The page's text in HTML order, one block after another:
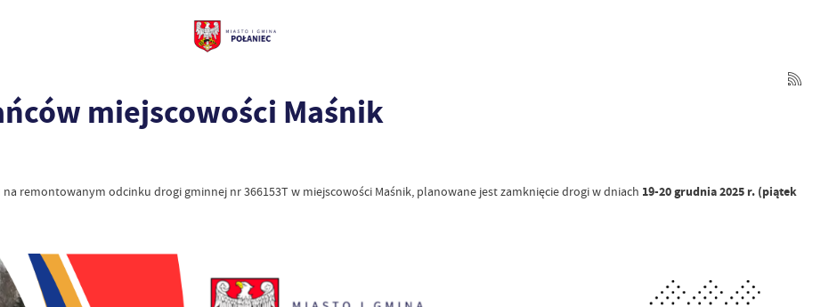
miejscowości Maśnik
remontowanym odcinku drogi gminnej nr 366153T w miejscowości Maśnik, planowane jest zamknięcie drogi w dniach 19-20 grudnia 2025 r. (piątek